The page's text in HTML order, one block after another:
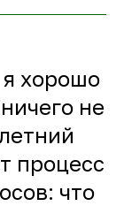
я хорошо
не
процесс
что